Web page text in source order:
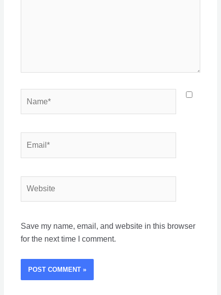
Save my name, email, and website in this browser
for the next time I comment.